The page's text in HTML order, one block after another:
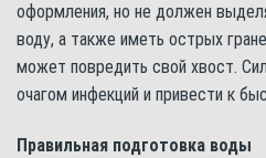
оформления, но не должен
воду, а также иметь острых
может повредить свой хвост.
очагом инфекций и привести к
Правильная подготовка воды